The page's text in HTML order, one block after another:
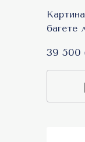
багете
39 500